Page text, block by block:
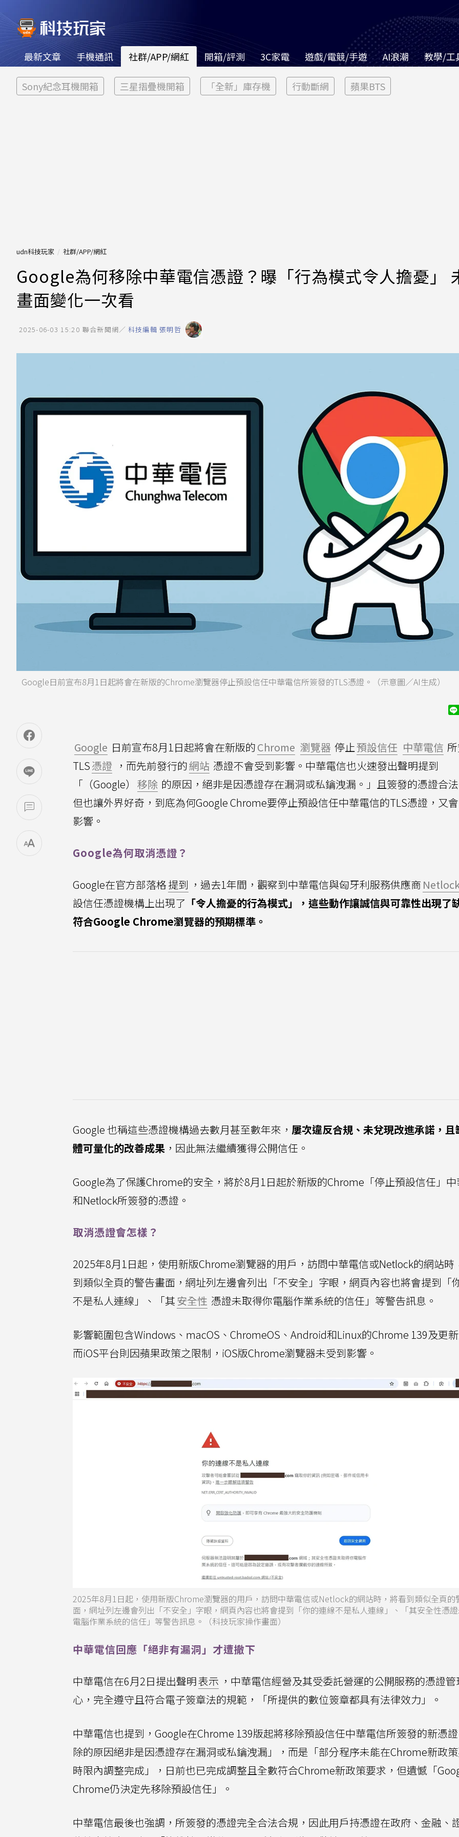
最新文章 手機通訊 社群/APP/網紅 開箱/評測 3C家電 遊戲/電競/手遊 AI浪潮 教學/工
Sony紀念耳機開箱 三星摺疊機開箱 「全新」庫存機 行動斷網 蘋果BTS
udn科技玩家 社群/APP/網紅
Google為何移除中華電信憑證？曝「行為模式令人擔憂」
畫面變化一次看
2025-06-03 15:20 聯合新聞網／ 科技編輯 張明哲
Google日前宣布8月1日起將會在新版的Chrome瀏覽器停止預設信任中華電信所簽發的TLS憑證。（示意圖／AI生成）
Google 日前宣布8月1日起將會在新版的Chrome 瀏覽器 停止預設信任 中華電信
TLS憑證 ，而先前發行的網站 憑證不會受到影響。中華電信也火速發出聲明提到
「（Google） 移除 的原因，絕非是因憑證存在漏洞或私鑰洩漏。」且簽發的憑證合
但也讓外界好奇，到底為何Google Chrome要停止預設信任中華電信的TLS憑證，又
影響。
Google為何取消憑證？
Google在官方部落格提到 ，過去1年間，觀察到中華電信與匈牙利服務供應商
設信任憑證機構上出現了 「令人擔憂的行為模式」，這些動作讓誠信與可靠性出現了
符合Google Chrome瀏覽器的預期標準。
Google 也稱這些憑證機構過去數月甚至數年來， 屢次違反合規、未兌現改進承諾，且
體可量化的改善成果 ，因此無法繼續獲得公開信任。
Google為了保護Chrome的安全，將於8月1日起於新版的Chrome「停止預設信任」
和Netlock所簽發的憑證。
取消憑證會怎樣？
2025年8月1日起，使用新版Chrome瀏覽器的用戶，訪問中華電信或Netlock的網站時
到類似全頁的警告畫面，網址列左邊會列出「不安全」字眼，網頁內容也將會提到「
不是私人連線」、「其安全性 憑證未取得你電腦作業系統的信任」等警告訊息。
影響範圍包含Windows、macOS、ChromeOS、Android和Linux的Chrome 139及更
而iOS平台則因蘋果政策之限制，iOS版Chrome瀏覽器未受到影響。
2025年8月1日起，使用新版Chrome瀏覽器的用戶，訪問中華電信或Netlock的網站時，將看到類似全頁的
面，網址列左邊會列出「不安全」字眼，網頁內容也將會提到「你的連線不是私人連線」、「其安全性憑
電腦作業系統的信任」等警告訊息。（科技玩家操作畫面）
中華電信回應「絕非有漏洞」才遭撤下
中華電信在6月2日提出聲明表示 ，中華電信經營及其受委託營運的公開服務的憑證
心，完全遵守且符合電子簽章法的規範，「所提供的數位簽章都具有法律效力」。
中華電信也提到，Google在Chrome 139版起將移除預設信任中華電信所簽發的新憑
除的原因絕非是因憑證存在漏洞或私鑰洩漏」，而是「部分程序未能在Chrome新政
時限內調整完成」，日前也已完成調整且全數符合Chrome新政策要求，但遺憾「
Chrome仍決定先移除預設信任」。
中華電信最後也強調，所簽發的憑證完全合法合規，因此用戶持憑證在政府、金融、